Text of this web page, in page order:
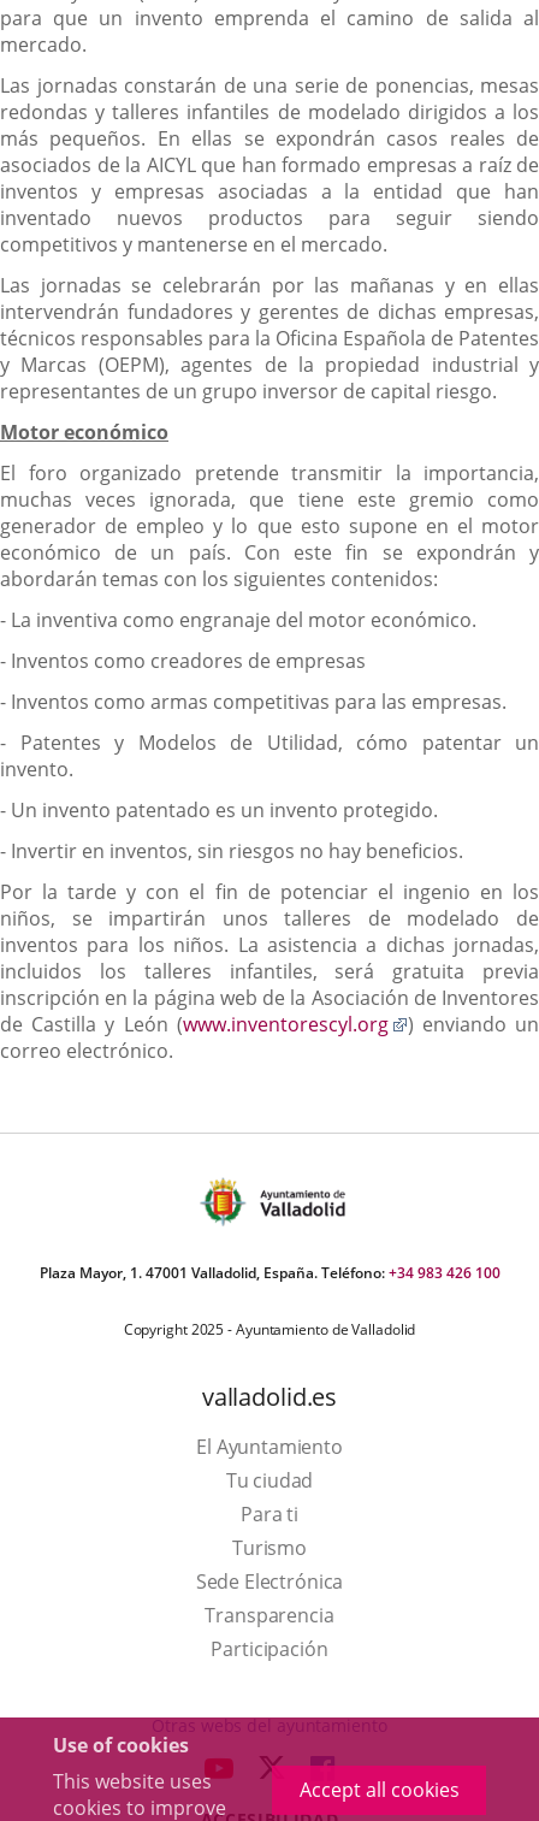
Use of cookies
This website uses
cookies to improve
Accept all cookies
para que un invento emprenda el camino de salida al
mercado.
Las jornadas constarán de una serie de ponencias, mesas
redondas y talleres infantiles de modelado dirigidos a los
más pequeños. En ellas se expondrán casos reales de
asociados de la AICYL que han formado empresas a raíz de
inventos y empresas asociadas a la entidad que han
inventado nuevos productos para seguir siendo
competitivos y mantenerse en el mercado.
Las jornadas se celebrarán por las mañanas y en ellas
intervendrán fundadores y gerentes de dichas empresas,
técnicos responsables para la Oficina Española de Patentes
y Marcas (OEPM), agentes de la propiedad industrial y
representantes de un grupo inversor de capital riesgo.
Motor económico
El foro organizado pretende transmitir la importancia,
muchas veces ignorada, que tiene este gremio como
generador de empleo y lo que esto supone en el motor
económico de un país. Con este fin se expondrán y
abordarán temas con los siguientes contenidos:
- La inventiva como engranaje del motor económico.
- Inventos como creadores de empresas
- Inventos como armas competitivas para las empresas.
- Patentes y Modelos de Utilidad, cómo patentar un
invento.
- Un invento patentado es un invento protegido.
- Invertir en inventos, sin riesgos no hay beneficios.
Por la tarde y con el fin de potenciar el ingenio en los
niños, se impartirán unos talleres de modelado de
inventos para los niños. La asistencia a dichas jornadas,
incluidos los talleres infantiles, será gratuita previa
inscripción en la página web de la Asociación de Inventores
de Castilla y León (www.inventorescyl.org
Enlace
externa.
) enviando un
correo electrónico.
Plaza Mayor, 1. 47001 Valladolid, España. Teléfono:+34 983 426 100
Copyright 2025 - Ayuntamiento de Valladolid
valladolid.es
El Ayuntamiento
Tu ciudad
Para ti
TurismoThis
link
will
open
a
up
Sede Electrónica
Transparencia
Participación
Otras webs del ayuntamiento
LINK LINK
TO
LINK
TO